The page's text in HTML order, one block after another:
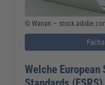
© Wanan –
Welche